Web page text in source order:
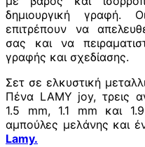
δημιουργική γραφή.
επιτρέπουν να
σας και να
γραφής και σχεδίασης.
Σετ σε ελκυστική
Πένα LAMY joy, τρεις
1.5 mm, 1.1 mm και
αμπούλες μελάνης και
Lamy.